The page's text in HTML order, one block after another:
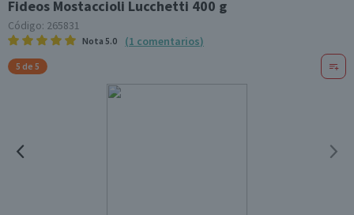
Fideos Mostaccioli Lucchetti 400 g
Código: 265831
Nota 5.0 (1 comentarios)
5 de 5